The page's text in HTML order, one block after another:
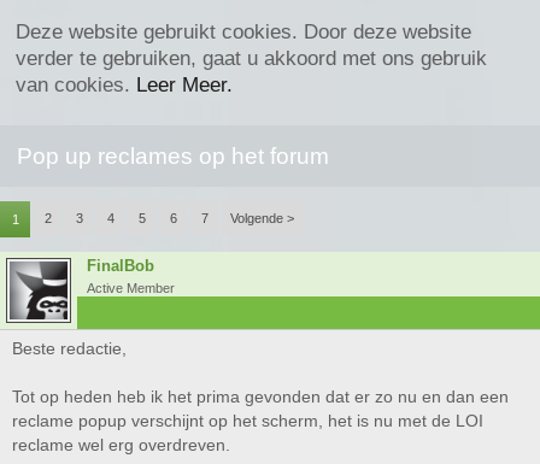
Deze website gebruikt cookies. Door deze website
verder te gebruiken, gaat u akkoord met ons gebruik
van cookies. Leer Meer.
Pop up reclames op het forum
1 2 3 4 5 6 7 Volgende >
FinalBob
Active Member
Beste redactie,
Tot op heden heb ik het prima gevonden dat er zo nu en dan een
reclame popup verschijnt op het scherm, het is nu met de LOI
reclame wel erg overdreven.